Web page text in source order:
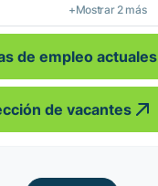
+Mostrar 2 más
de empleo actuales
de vacantes